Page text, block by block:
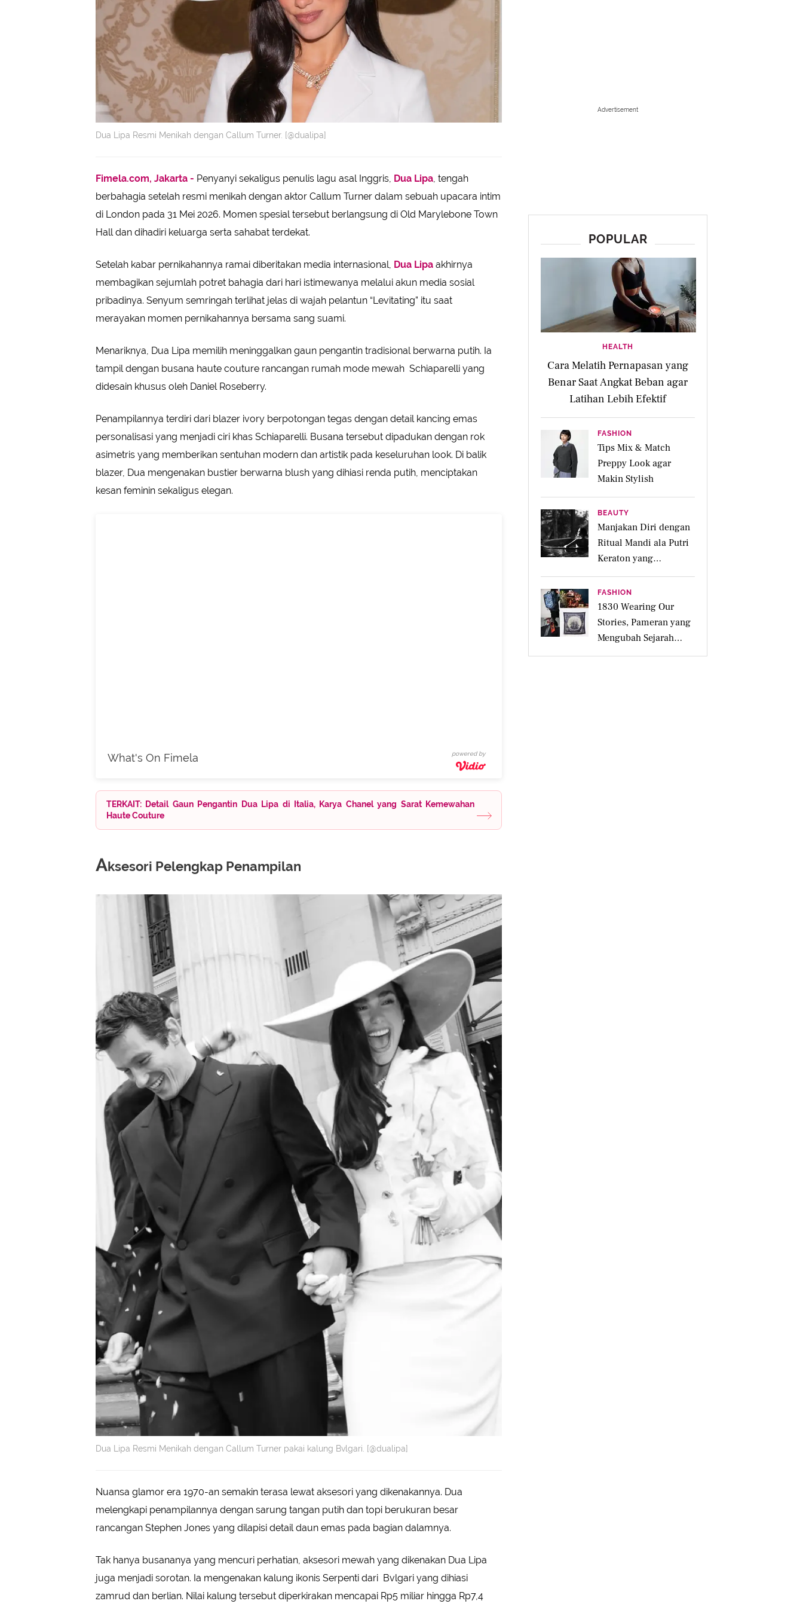
Dua Lipa Resmi Menikah dengan Callum Turner. [@dualipa]
Fimela.com, Jakarta - Penyanyi sekaligus penulis lagu asal Inggris, Dua Lipa , tengah
berbahagia setelah resmi menikah dengan aktor Callum Turner dalam sebuah upacara intim
di London pada 31 Mei 2026. Momen spesial tersebut berlangsung di Old Marylebone Town
Hall dan dihadiri keluarga serta sahabat terdekat.
Setelah kabar pernikahannya ramai diberitakan media internasional, Dua Lipa akhirnya
membagikan sejumlah potret bahagia dari hari istimewanya melalui akun media sosial
pribadinya. Senyum semringah terlihat jelas di wajah pelantun “Levitating” itu saat
merayakan momen pernikahannya bersama sang suami.
Menariknya, Dua Lipa memilih meninggalkan gaun pengantin tradisional berwarna putih. Ia
tampil dengan busana haute couture rancangan rumah mode mewah Schiaparelli yang
didesain khusus oleh Daniel Roseberry.
Penampilannya terdiri dari blazer ivory berpotongan tegas dengan detail kancing emas
personalisasi yang menjadi ciri khas Schiaparelli. Busana tersebut dipadukan dengan rok
asimetris yang memberikan sentuhan modern dan artistik pada keseluruhan look. Di balik
blazer, Dua mengenakan bustier berwarna blush yang dihiasi renda putih, menciptakan
kesan feminin sekaligus elegan.
What's On Fimela powered by
TERKAIT: Detail Gaun Pengantin Dua Lipa di Italia, Karya Chanel yang Sarat Kemewahan
Haute Couture
Aksesori Pelengkap Penampilan
Dua Lipa Resmi Menikah dengan Callum Turner pakai kalung Bvlgari. [@dualipa]
Nuansa glamor era 1970-an semakin terasa lewat aksesori yang dikenakannya. Dua
melengkapi penampilannya dengan sarung tangan putih dan topi berukuran besar
rancangan Stephen Jones yang dilapisi detail daun emas pada bagian dalamnya.
Tak hanya busananya yang mencuri perhatian, aksesori mewah yang dikenakan Dua Lipa
juga menjadi sorotan. Ia mengenakan kalung ikonis Serpenti dari Bvlgari yang dihiasi
zamrud dan berlian. Nilai kalung tersebut diperkirakan mencapai Rp5 miliar hingga Rp7,4
Advertisement
POPULAR
HEALTH
Cara Melatih Pernapasan yang
Benar Saat Angkat Beban agar
Latihan Lebih Efektif
FASHION
Tips Mix & Match
Preppy Look agar
Makin Stylish
BEAUTY
Manjakan Diri dengan
Ritual Mandi ala Putri
Keraton yang
Menenangkan untuk
Jiwa dan Kulit Iritasi
FASHION
1830 Wearing Our
Stories, Pameran yang
Mengubah Sejarah
Menjadi Karya Pakai